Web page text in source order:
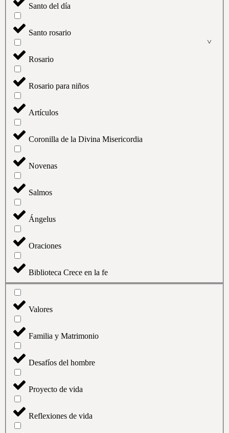
Santo del día
Santo rosario
Rosario
Rosario para niños
Artículos
Coronilla de la Divina Misericordia
Novenas
Salmos
Ángelus
Oraciones
Biblioteca Crece en la fe
Valores
Familia y Matrimonio
Desafíos del hombre
Proyecto de vida
Reflexiones de vida